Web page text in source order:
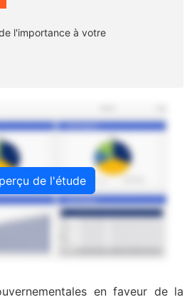
l'importance à votre
de l'étude
en faveur de la